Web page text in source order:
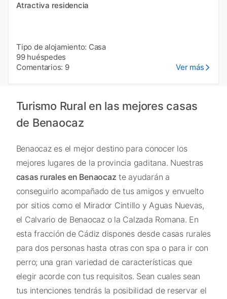
Atractiva residencia
Tipo de alojamiento: Casa
99 huéspedes
Comentarios: 9
Ver más
Turismo Rural en las mejores casas
de Benaocaz
Benaocaz es el mejor destino para conocer los
mejores lugares de la provincia gaditana. Nuestras
casas rurales en Benaocaz te ayudarán a
conseguirlo acompañado de tus amigos y envuelto
por sitios como el Mirador Cintillo y Aguas Nuevas,
el Calvario de Benaocaz o la Calzada Romana. En
esta fracción de Cádiz dispones desde casas rurales
para dos personas hasta otras con spa o para ir con
perro; una gran variedad de características que
elegir acorde con tus requisitos. Sean cuales sean
tus intenciones tendrás la posibilidad de reservar el